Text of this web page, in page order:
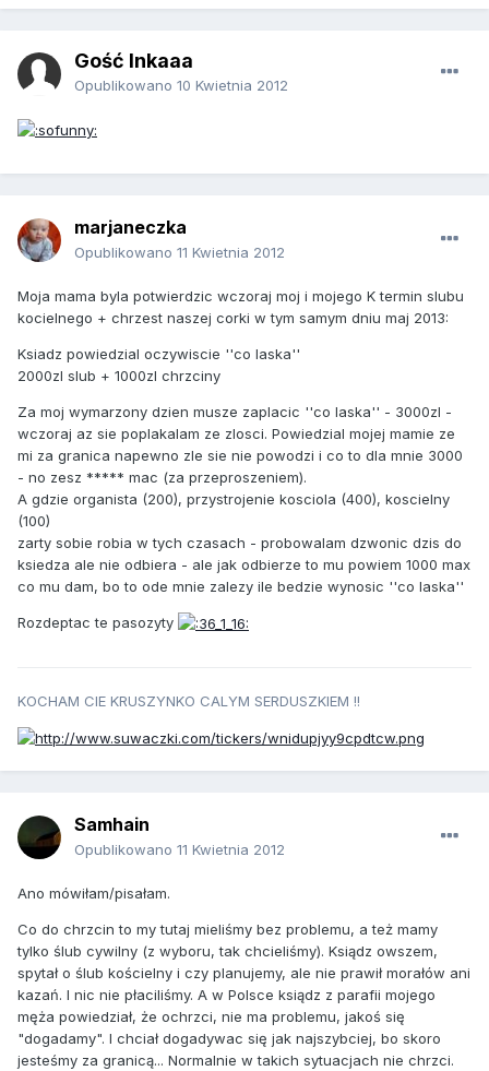
Gość Inkaaa
Opublikowano 10 Kwietnia 2012
marjaneczka
Opublikowano 11 Kwietnia 2012
Moja mama byla potwierdzic wczoraj moj i mojego K termin slubu
kocielnego + chrzest naszej corki w tym samym dniu maj 2013:
Ksiadz powiedzial oczywiscie ''co laska''
2000zl slub + 1000zl chrzciny
Za moj wymarzony dzien musze zaplacic ''co laska'' - 3000zl -
wczoraj az sie poplakalam ze zlosci. Powiedzial mojej mamie ze
mi za granica napewno zle sie nie powodzi i co to dla mnie 3000
- no zesz ***** mac (za przeproszeniem).
A gdzie organista (200), przystrojenie kosciola (400), koscielny
(100)
zarty sobie robia w tych czasach - probowalam dzwonic dzis do
ksiedza ale nie odbiera - ale jak odbierze to mu powiem 1000 max
co mu dam, bo to ode mnie zalezy ile bedzie wynosic ''co laska''
Rozdeptac te pasozyty
KOCHAM CIE KRUSZYNKO CALYM SERDUSZKIEM !!
Samhain
Opublikowano 11 Kwietnia 2012
Ano mówiłam/pisałam.
Co do chrzcin to my tutaj mieliśmy bez problemu, a też mamy
tylko ślub cywilny (z wyboru, tak chcieliśmy). Ksiądz owszem,
spytał o ślub kościelny i czy planujemy, ale nie prawił morałów ani
kazań. I nic nie płaciliśmy. A w Polsce ksiądz z parafii mojego
męża powiedział, że ochrzci, nie ma problemu, jakoś się
"dogadamy". I chciał dogadywac się jak najszybciej, bo skoro
jesteśmy za granicą... Normalnie w takich sytuacjach nie chrzci.